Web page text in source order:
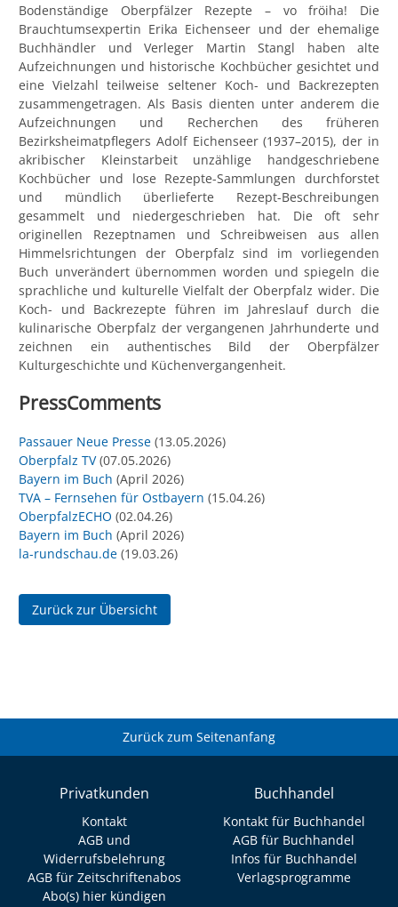
Bodenständige Oberpfälzer Rezepte – vo fröiha! Die
Brauchtumsexpertin Erika Eichenseer und der ehemalige
Buchhändler und Verleger Martin Stangl haben alte
Aufzeichnungen und historische Kochbücher gesichtet und
eine Vielzahl teilweise seltener Koch- und Backrezepten
zusammengetragen. Als Basis dienten unter anderem die
Aufzeichnungen und Recherchen des früheren
Bezirksheimatpflegers Adolf Eichenseer (1937–2015), der in
akribischer Kleinstarbeit unzählige handgeschriebene
Kochbücher und lose Rezepte-Sammlungen durchforstet
und mündlich überlieferte Rezept-Beschreibungen
gesammelt und niedergeschrieben hat. Die oft sehr
originellen Rezeptnamen und Schreibweisen aus allen
Himmelsrichtungen der Oberpfalz sind im vorliegenden
Buch unverändert übernommen worden und spiegeln die
sprachliche und kulturelle Vielfalt der Oberpfalz wider. Die
Koch- und Backrezepte führen im Jahreslauf durch die
kulinarische Oberpfalz der vergangenen Jahrhunderte und
zeichnen ein authentisches Bild der Oberpfälzer
Kulturgeschichte und Küchenvergangenheit.
PressComments
Passauer Neue Presse (13.05.2026)
Oberpfalz TV(07.05.2026)
Bayern im Buch (April 2026)
TVA – Fernsehen für Ostbayern (15.04.26)
OberpfalzECHO (02.04.26)
Bayern im Buch (April 2026)
la-rundschau.de (19.03.26)
Zurück zur Übersicht
Zurück zum Seitenanfang
Privatkunden
Kontakt
AGB und
Widerrufsbelehrung
AGB für Zeitschriftenabos
Abo(s) hier kündigen
Buchhandel
Kontakt für Buchhandel
AGB für Buchhandel
Infos für Buchhandel
Verlagsprogramme